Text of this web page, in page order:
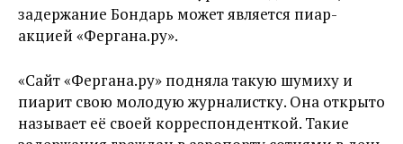
задержание Бондарь может является пиар-
акцией «Фергана.ру».
«Сайт «Фергана.ру» подняла такую шумиху и
пиарит свою молодую журналистку. Она открыто
называет её своей корреспонденткой. Такие